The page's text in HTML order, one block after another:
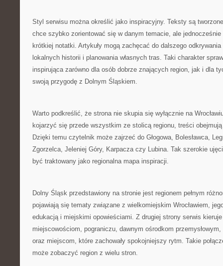
Styl serwisu można określić jako inspiracyjny. Teksty są
chce szybko zorientować się w danym temacie, ale
krótkiej notatki. Artykuły mogą zachęcać do dalszego
lokalnych historii i planowania własnych tras. Taki charakter
inspirująca zarówno dla osób dobrze znających region, jak i dla
swoją przygodę z Dolnym Śląskiem.
Warto podkreślić, że strona nie skupia się wyłącznie na
kojarzyć się przede wszystkim ze stolicą regionu, treści
Dzięki temu czytelnik może zajrzeć do Głogowa, Bolesławca,
Zgorzelca, Jeleniej Góry, Karpacza czy Lubina. Tak szerokie
być traktowany jako regionalna mapa inspiracji.
Dolny Śląsk przedstawiony na stronie jest regionem pełnym
pojawiają się tematy związane z wielkomiejskim Wrocławiem,
edukacją i miejskimi opowieściami. Z drugiej strony serwis kieruje
miejscowościom, pograniczu, dawnym ośrodkom
oraz miejscom, które zachowały spokojniejszy rytm. Takie
może zobaczyć region z wielu stron.